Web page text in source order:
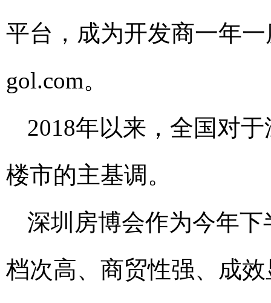
平台，成为开发商一年
gol.com。
2018年以来，全国对
楼市的主基调。
深圳房博会作为今年
档次高、商贸性强、成